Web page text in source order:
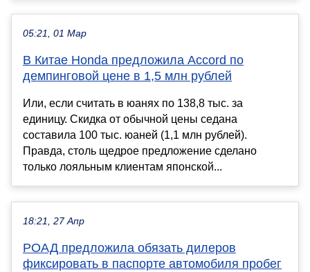
05:21, 01 Мар
В Китае Honda предложила Accord по
демпинговой цене в 1,5 млн рублей
Или, если считать в юанях по 138,8 тыс. за
единицу. Скидка от обычной цены седана
составила 100 тыс. юаней (1,1 млн рублей).
Правда, столь щедрое предложение сделано
только лояльным клиентам японской...
18:21, 27 Апр
РОАД предложила обязать дилеров
фиксировать в паспорте автомобиля пробег